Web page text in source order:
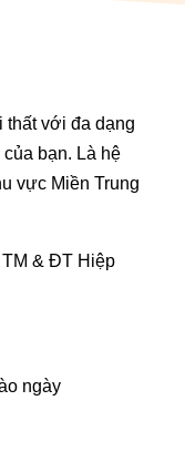
thất với đa dạng
bạn. Là hệ
vực Miền Trung
& ĐT Hiệp
ngày